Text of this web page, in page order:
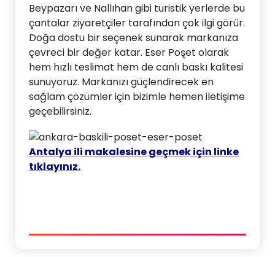
Beypazarı ve Nallıhan gibi turistik yerlerde bu
çantalar ziyaretçiler tarafından çok ilgi görür.
Doğa dostu bir seçenek sunarak markanıza
çevreci bir değer katar. Eser Poşet olarak
hem hızlı teslimat hem de canlı baskı kalitesi
sunuyoruz. Markanızı güçlendirecek en
sağlam çözümler için bizimle hemen iletişime
geçebilirsiniz.
Antalya ili makalesine geçmek için linke
tıklayınız.